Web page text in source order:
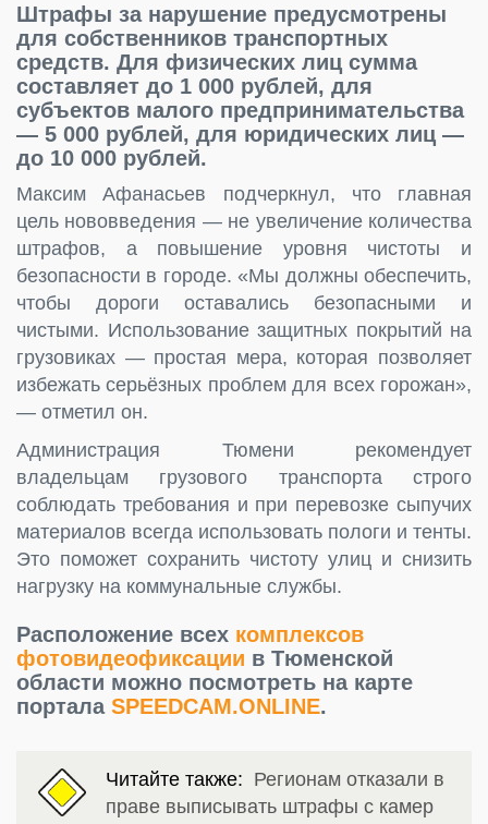
Штрафы за нарушение предусмотрены
для собственников транспортных
средств. Для физических лиц сумма
составляет до 1 000 рублей, для
субъектов малого предпринимательства
— 5 000 рублей, для юридических лиц —
до 10 000 рублей.
Максим Афанасьев подчеркнул, что главная
цель нововведения — не увеличение количества
штрафов, а повышение уровня чистоты и
безопасности в городе. «Мы должны обеспечить,
чтобы дороги оставались безопасными и
чистыми. Использование защитных покрытий на
грузовиках — простая мера, которая позволяет
избежать серьёзных проблем для всех горожан»,
— отметил он.
Администрация Тюмени рекомендует
владельцам грузового транспорта строго
соблюдать требования и при перевозке сыпучих
материалов всегда использовать пологи и тенты.
Это поможет сохранить чистоту улиц и снизить
нагрузку на коммунальные службы.
Расположение всех комплексов
фотовидеофиксации в Тюменской
области можно посмотреть на карте
портала SPEEDCAM.ONLINE.
Читайте также: Регионам отказали в
праве выписывать штрафы с камер